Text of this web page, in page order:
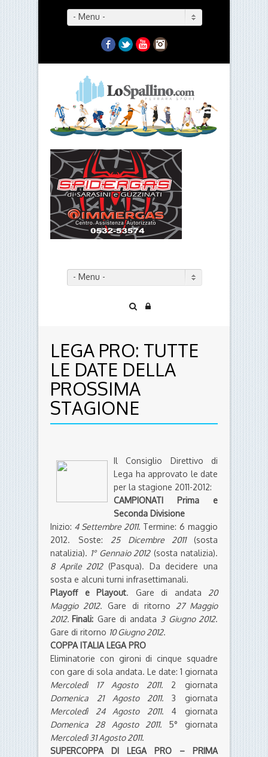
- Menu -
Facebook
TwitterYouTubeInstagram
- Menu -
LEGA PRO: TUTTE
LE DATE DELLA
PROSSIMA
STAGIONE
Il Consiglio Direttivo di
Lega ha approvato le date
per la stagione 2011-2012:
CAMPIONATI Prima e
Seconda Divisione
Inizio: 4 Settembre 2011. Termine: 6 maggio
2012. Soste: 25 Dicembre 2011(sosta
natalizia). 1° Gennaio 2012(sosta natalizia).
8 Aprile 2012(Pasqua). Da decidere una
sosta e alcuni turni infrasettimanali.
Playoff e Playout. Gare di andata 20
Maggio 2012. Gare di ritorno 27 Maggio
2012. Finali: Gare di andata 3 Giugno 2012.
Gare di ritorno 10 Giugno 2012.
COPPA ITALIA LEGA PRO
Eliminatorie con gironi di cinque squadre
con gare di sola andata. Le date: 1 giornata
Mercoledì 17 Agosto 2011. 2 giornata
Domenica 21 Agosto 2011.3 giornata
Mercoledì 24 Agosto 2011. 4 giornata
Domenica 28 Agosto 2011. 5° giornata
Mercoledì 31 Agosto 2011.
SUPERCOPPA DI LEGA PRO – PRIMA